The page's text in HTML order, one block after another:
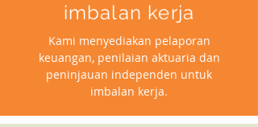
imbalan kerja
Kami menyediakan pelaporan
keuangan, penilaian aktuaria dan
peninjauan independen untuk
imbalan kerja.